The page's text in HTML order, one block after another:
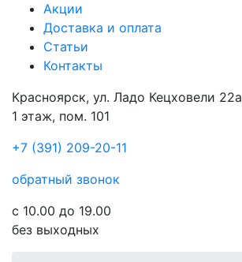
Акции
Доставка и оплата
Cтатьи
Контакты
Красноярск, ул. Ладо Кецховели 22а
1 этаж, пом. 101
+7 (391) 209-20-11
обратный звонок
с 10.00 до 19.00
без выходных